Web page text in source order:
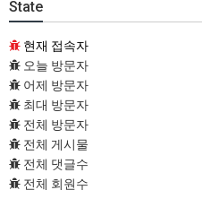
State
현재 접속자
오늘 방문자
어제 방문자
최대 방문자
전체 방문자
전체 게시물
전체 댓글수
전체 회원수